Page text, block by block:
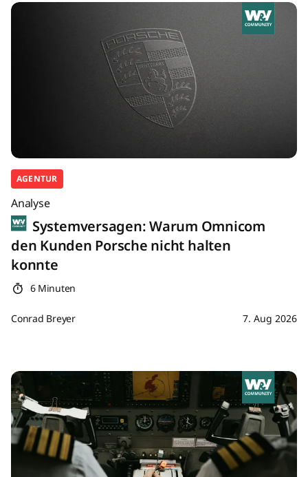
AGENTUR
Analyse
Systemversagen: Warum Omnicom
den Kunden Porsche nicht halten
konnte
6 Minuten
Conrad Breyer 7. Aug 2026